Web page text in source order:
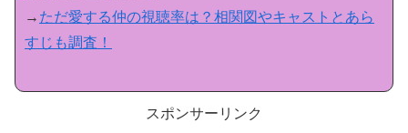
→ ただ愛する仲の視聴率は？相関図やキャストとあら
すじも調査！
スポンサーリンク